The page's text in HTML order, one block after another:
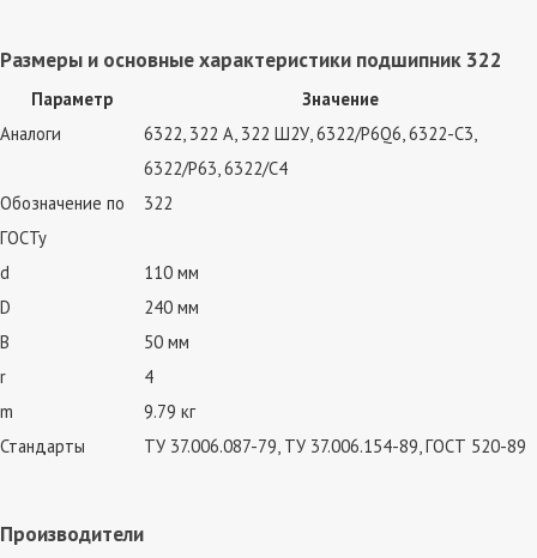
Размеры и основные характеристики подшипник 322
Параметр
Значение
Аналоги
6322, 322 А, 322 Ш2У, 6322/P6Q6, 6322-C3,
6322/P63, 6322/C4
Обозначение по
ГОСТу
322
d
110 мм
D
240 мм
B
50 мм
r
4
m
9.79 кг
Стандарты
ТУ 37.006.087-79, ТУ 37.006.154-89, ГОСТ 520-89
Производители